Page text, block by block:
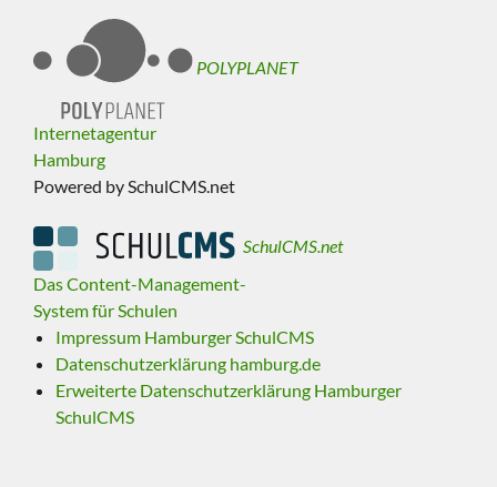
POLYPLANET
Internetagentur
Hamburg
Powered by SchulCMS.net
SchulCMS.net
Das Content-Management-
System für Schulen
Impressum Hamburger SchulCMS
Datenschutzerklärung hamburg.de
Erweiterte Datenschutzerklärung Hamburger
SchulCMS